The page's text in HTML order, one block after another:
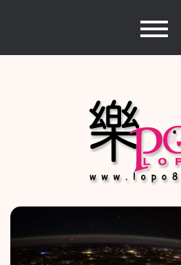
分享你的樂事，樂PO吧~